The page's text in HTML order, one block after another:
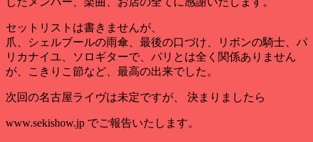
セットリストは書きませんが、
爪、シェルブールの雨傘、最後の口づけ、リボンの騎士、パ
リカナイユ、ソロギターで、パリとは全く関係ありません
が、こきりこ節など、最高の出来でした。
次回の名古屋ライヴは未定ですが、 決まりましたら
www.sekishow.jp でご報告いたします。